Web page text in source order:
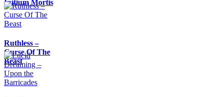
Initium Mortis
Ruthless –
Curse Of The
Beast